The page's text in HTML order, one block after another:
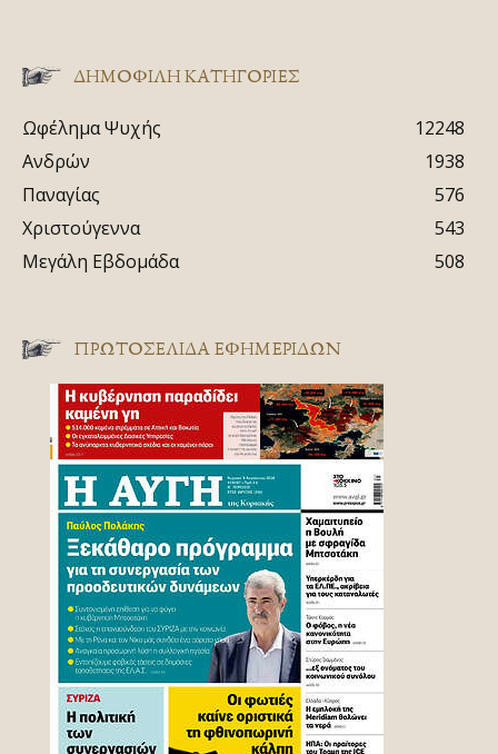
ΔΗΜΟΦΙΛΗ ΚΑΤΗΓΟΡΙΕΣ
Ωφέλημα Ψυχής
12248
Ανδρών
1938
Παναγίας
576
Χριστούγεννα
543
Μεγάλη Εβδομάδα
508
ΠΡΩΤΟΣΈΛΙΔΑ ΕΦΗΜΕΡΊΔΩΝ